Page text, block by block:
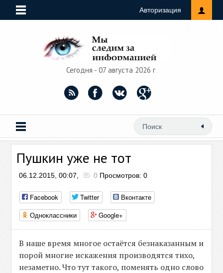
Авторизация
Сегодня - 07 августа 2026 г
Пушкин уже не тот
06.12.2015, 00:07, 0 Просмотров: 0
Facebook Twitter
Вконтакте
Одноклассники
Google+
В наше время многое остаётся безнаказанным и
порой многие искажения производятся тихо,
незаметно. Что тут такого, поменять одно слово